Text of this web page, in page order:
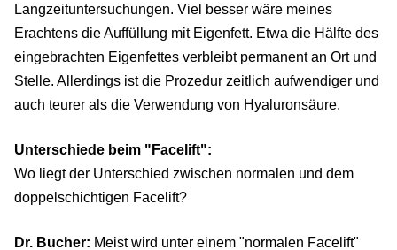
Langzeituntersuchungen. Viel besser wäre meines
Erachtens die Auffüllung mit Eigenfett. Etwa die Hälfte des
eingebrachten Eigenfettes verbleibt permanent an Ort und
Stelle. Allerdings ist die Prozedur zeitlich aufwendiger und
auch teurer als die Verwendung von Hyaluronsäure.
Unterschiede beim "Facelift":
Wo liegt der Unterschied zwischen normalen und dem
doppelschichtigen Facelift?
Dr. Bucher: Meist wird unter einem "normalen Facelift"